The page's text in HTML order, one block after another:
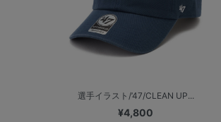
選手イラスト/’47/CLEAN UP...
¥4,800